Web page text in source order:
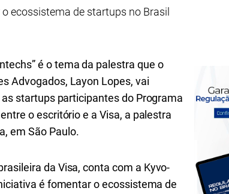
ecossistema de startups no Brasil
é o tema da palestra que o
Advogados, Layon Lopes, vai
as startups participantes do Programa
o escritório e a Visa, a palestra
em São Paulo.
da Visa, conta com a Kyvo-
é fomentar o ecossistema de